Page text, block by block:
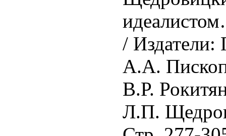
/ Издатели:
А.А.
В.Р.
Л.П.